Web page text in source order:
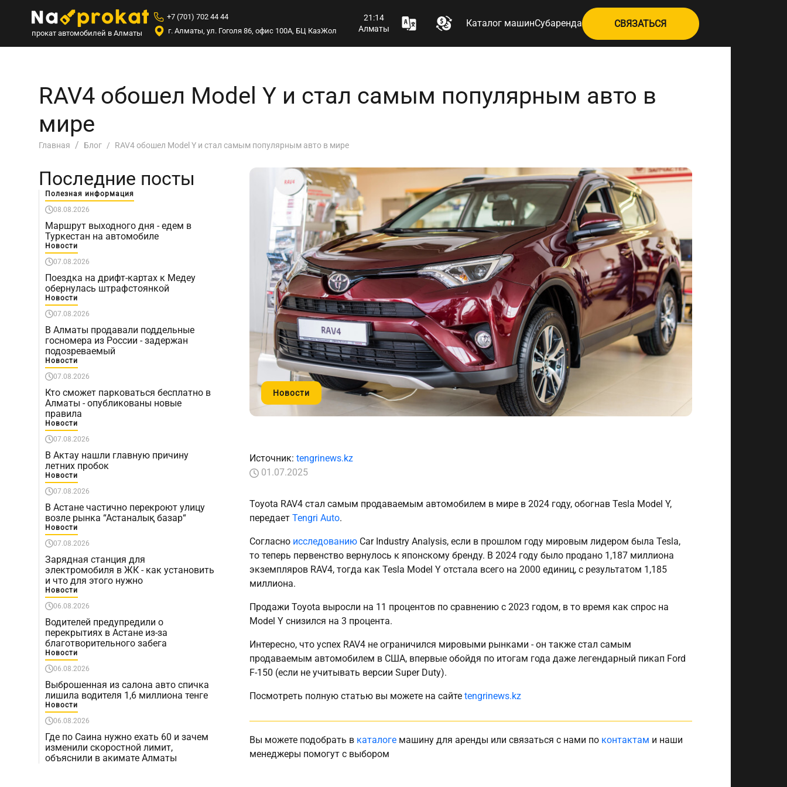
прокат автомобилей в Алматы
+7 (701) 702 44 44
г. Алматы, ул. Гоголя 86, офис 100А, БЦ КазЖол
21:14
Алматы
Каталог машинСубаренда СВЯЗАТЬСЯ
RAV4 обошел Model Y и стал самым популярным авто в
мире
Главная Блог RAV4 обошел Model Y и стал самым популярным авто в мире
Последние посты
Полезная информация
08.08.2026
Маршрут выходного дня - едем в
Туркестан на автомобиле
Новости
07.08.2026
Поездка на дрифт-картах к Медеу
обернулась штрафстоянкой
Новости
07.08.2026
В Алматы продавали поддельные
госномера из России - задержан
подозреваемый
Новости
07.08.2026
Кто сможет парковаться бесплатно в
Алматы - опубликованы новые
правила
Новости
07.08.2026
В Актау нашли главную причину
летних пробок
Новости
07.08.2026
В Астане частично перекроют улицу
возле рынка “Астаналық базар“
Новости
07.08.2026
Зарядная станция для
электромобиля в ЖК - как установить
и что для этого нужно
Новости
06.08.2026
Водителей предупредили о
перекрытиях в Астане из-за
благотворительного забега
Новости
06.08.2026
Выброшенная из салона авто спичка
лишила водителя 1,6 миллиона тенге
Новости
06.08.2026
Где по Саина нужно ехать 60 и зачем
изменили скоростной лимит,
объяснили в акимате Алматы
Новости
Источник: tengrinews.kz
01.07.2025
Toyota RAV4 стал самым продаваемым автомобилем в мире в 2024 году, обогнав Tesla Model Y,
передает Tengri Auto.
Согласно исследованию Сar Industry Analysis, если в прошлом году мировым лидером была Tesla,
то теперь первенство вернулось к японскому бренду. В 2024 году было продано 1,187 миллиона
экземпляров RAV4, тогда как Tesla Model Y отстала всего на 2000 единиц, с результатом 1,185
миллиона.
Продажи Toyota выросли на 11 процентов по сравнению с 2023 годом, в то время как спрос на
Model Y снизился на 3 процента.
Интересно, что успех RAV4 не ограничился мировыми рынками - он также стал самым
продаваемым автомобилем в США, впервые обойдя по итогам года даже легендарный пикап Ford
F-150 (если не учитывать версии Super Duty).
Посмотреть полную статью вы можете на сайте tengrinews.kz
Вы можете подобрать в каталоге машину для аренды или связаться с нами по контактам и наши
менеджеры помогут с выбором